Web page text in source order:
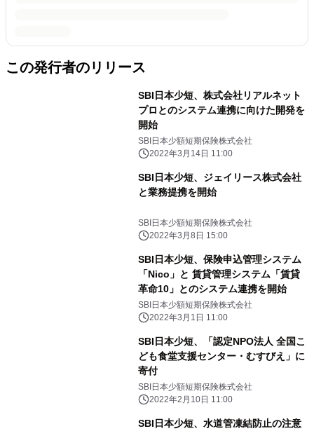
この発行者のリリース
SBI日本少短、株式会社リアルネット
プロとのシステム連携に向けた開発を
開始
SBI日本少額短期保険株式会社
2022年3月14日 11:00
SBI日本少短、ジェイリース株式会社
と業務提携を開始
SBI日本少額短期保険株式会社
2022年3月8日 15:00
SBI日本少短、保険申込管理システム
「Nico」と 賃貸管理システム「賃貸
革命10」とのシステム連携を開始
SBI日本少額短期保険株式会社
2022年3月1日 11:00
SBI日本少短、「認定NPO法人 全国こ
ども食堂支援センター・むすびえ」に
寄付
SBI日本少額短期保険株式会社
2022年2月10日 11:00
SBI日本少短、水道管凍結防止の注意